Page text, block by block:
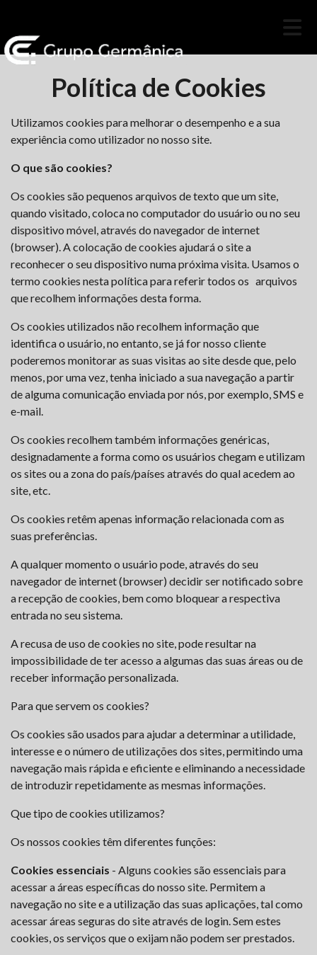
Política de Cookies
Utilizamos cookies para melhorar o desempenho e a sua
experiência como utilizador no nosso site.
O que são cookies?
Os cookies são pequenos arquivos de texto que um site,
quando visitado, coloca no computador do usuário ou no seu
dispositivo móvel, através do navegador de internet
(browser). A colocação de cookies ajudará o site a
reconhecer o seu dispositivo numa próxima visita. Usamos o
termo cookies nesta política para referir todos os arquivos
que recolhem informações desta forma.
Os cookies utilizados não recolhem informação que
identifica o usuário, no entanto, se já for nosso cliente
poderemos monitorar as suas visitas ao site desde que, pelo
menos, por uma vez, tenha iniciado a sua navegação a partir
de alguma comunicação enviada por nós, por exemplo, SMS e
e-mail.
Os cookies recolhem também informações genéricas,
designadamente a forma como os usuários chegam e utilizam
os sites ou a zona do país/países através do qual acedem ao
site, etc.
Os cookies retêm apenas informação relacionada com as
suas preferências.
A qualquer momento o usuário pode, através do seu
navegador de internet (browser) decidir ser notificado sobre
a recepção de cookies, bem como bloquear a respectiva
entrada no seu sistema.
A recusa de uso de cookies no site, pode resultar na
impossibilidade de ter acesso a algumas das suas áreas ou de
receber informação personalizada.
Para que servem os cookies?
Os cookies são usados para ajudar a determinar a utilidade,
interesse e o número de utilizações dos sites, permitindo uma
navegação mais rápida e eficiente e eliminando a necessidade
de introduzir repetidamente as mesmas informações.
Que tipo de cookies utilizamos?
Os nossos cookies têm diferentes funções:
Cookies essenciais - Alguns cookies são essenciais para
acessar a áreas específicas do nosso site. Permitem a
navegação no site e a utilização das suas aplicações, tal como
acessar áreas seguras do site através de login. Sem estes
cookies, os serviços que o exijam não podem ser prestados.